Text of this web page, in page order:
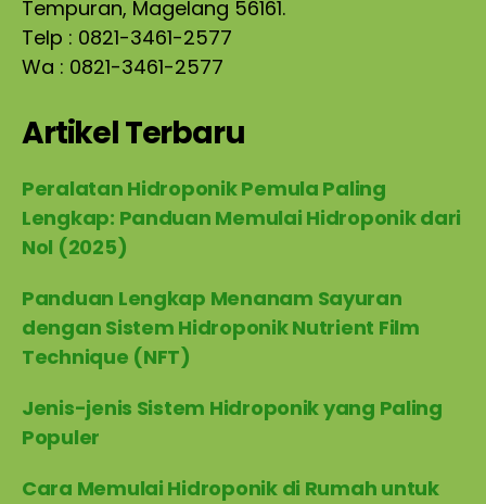
Tempuran, Magelang 56161.
Telp : 0821-3461-2577
Wa : 0821-3461-2577
Artikel Terbaru
Peralatan Hidroponik Pemula Paling
Lengkap: Panduan Memulai Hidroponik dari
Nol (2025)
Panduan Lengkap Menanam Sayuran
dengan Sistem Hidroponik Nutrient Film
Technique (NFT)
Jenis-jenis Sistem Hidroponik yang Paling
Populer
Cara Memulai Hidroponik di Rumah untuk